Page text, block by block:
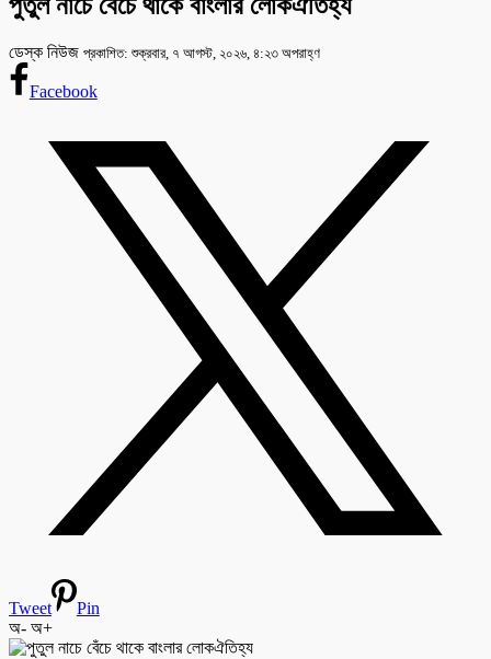
ডেস্ক নিউজ প্রকাশিত: শুক্রবার, ৭ আগস্ট, ২০২৬, ৪:২৩ অপরাহ্ণ
Facebook
Tweet
Pin
অ- অ+